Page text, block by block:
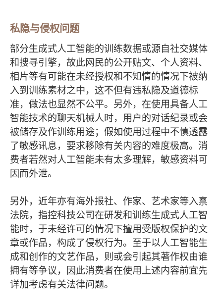
私隐与侵权问题
部分生成式人工智能的训练数据或源自社交媒体
和搜寻引擎，故此网民的公开贴文、个人资料、
相片等有可能在未经授权和不知情的情况下被纳
入到训练素材之中，这不但有违私隐及道德标
准，做法也显然不公平。另外，在使用具备人工
智能技术的聊天机械人时，用户的对话纪录或会
被储存及作训练用途；假如使用过程中不慎透露
了敏感讯息，要求移除有关内容的难度极高。消
费者若然对人工智能未有太多理解，敏感资料可
因而外泄。
另外，近年亦有海外报社、作家、艺术家等入禀
法院，指控科技公司在研发和训练生成式人工智
能时，于未经许可的情况下擅用受版权保护的文
章或作品，构成了侵权行为。至于以人工智能生
成和创作的文艺作品，则或会引起其著作权由谁
拥有等争议，因此消费者在使用上述内容前宜先
详加考虑有关法律问题。